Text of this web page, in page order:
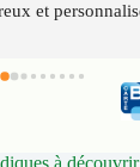
et
à découvrir